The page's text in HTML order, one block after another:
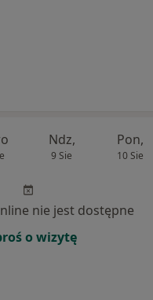
Ndz,
9 Sie
Pon,
10 Sie
nie jest dostępne
o wizytę